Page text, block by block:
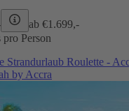
ab €1.699,-
pro Person
Strandurlaub Roulette -
by Accra